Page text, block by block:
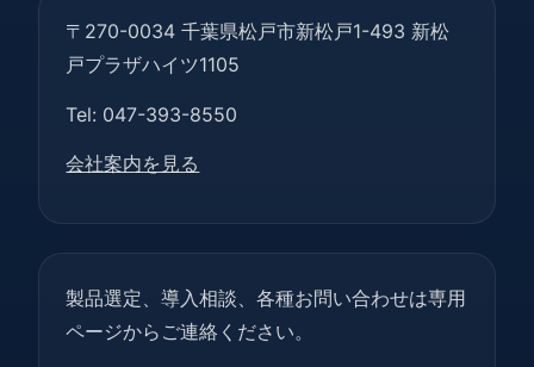
〒270-0034 千葉県松戸市新松戸1-493 新松
戸プラザハイツ1105
Tel: 047-393-8550
会社案内を見る
製品選定、導入相談、各種お問い合わせは専用
ページからご連絡ください。